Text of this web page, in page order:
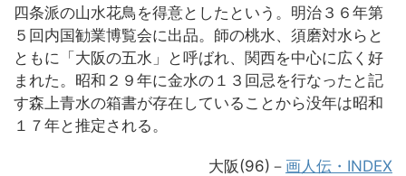
四条派の山水花鳥を得意としたという。明治３６年第
５回内国勧業博覧会に出品。師の桃水、須磨対水らと
ともに「大阪の五水」と呼ばれ、関西を中心に広く好
まれた。昭和２９年に金水の１３回忌を行なったと記
す森上青水の箱書が存在していることから没年は昭和
１７年と推定される。
大阪(96)－ 画人伝・INDEX